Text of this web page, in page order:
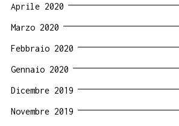
Aprile 2020
Marzo 2020
Febbraio 2020
Gennaio 2020
Dicembre 2019
Novembre 2019